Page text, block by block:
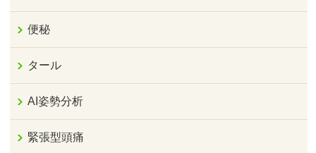
便秘
タール
AI姿勢分析
緊張型頭痛